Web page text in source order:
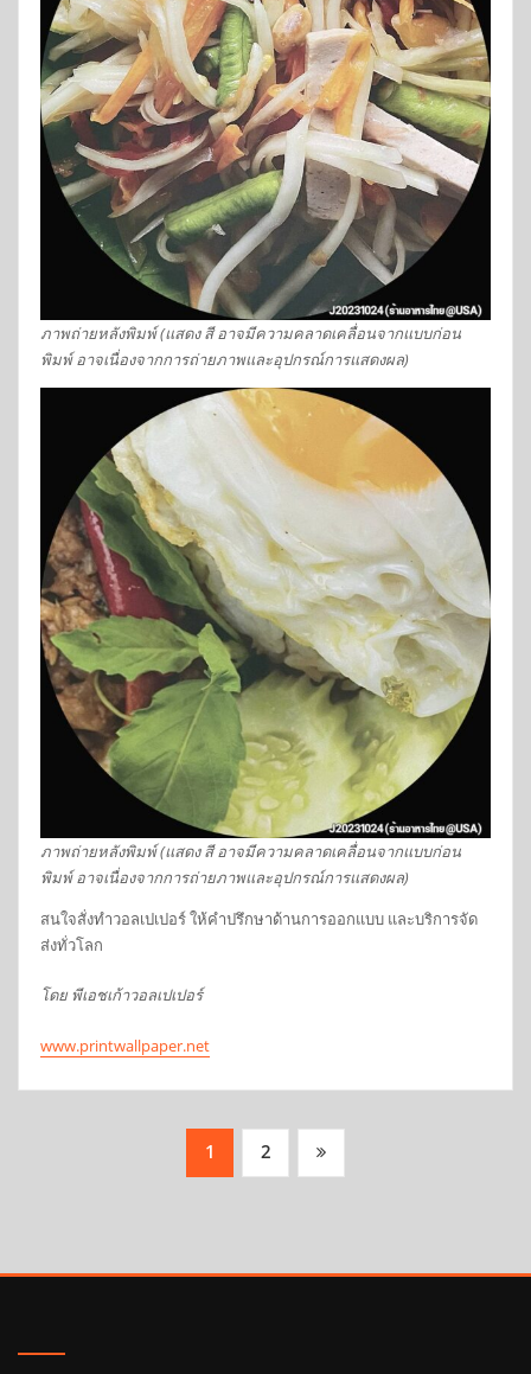
ภาพถ่ายหลังพิมพ์ (แสดง สี อาจมีความคลาดเคลื่อนจากแบบก่อน
พิมพ์ อาจเนื่องจากการถ่ายภาพและอุปกรณ์การแสดงผล)
ภาพถ่ายหลังพิมพ์ (แสดง สี อาจมีความคลาดเคลื่อนจากแบบก่อน
พิมพ์ อาจเนื่องจากการถ่ายภาพและอุปกรณ์การแสดงผล)
สนใจสั่งทำวอลเปเปอร์ ให้คำปรึกษาด้านการออกแบบ และบริการจัด
ส่งทั่วโลก
โดย พีเอชเก้าวอลเปเปอร์
www.printwallpaper.net
1 2